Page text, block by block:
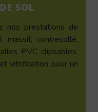
SOL
nos prestations de
contrecollé,
PVC clipsables.
vitrification pour un